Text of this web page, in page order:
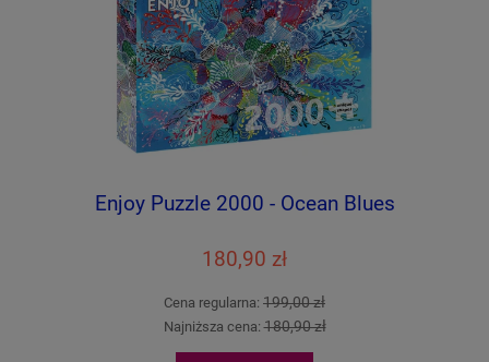
Enjoy Puzzle 2000 - Ocean Blues
180,90 zł
Cena regularna: 199,00 zł
Najniższa cena:180,90 zł